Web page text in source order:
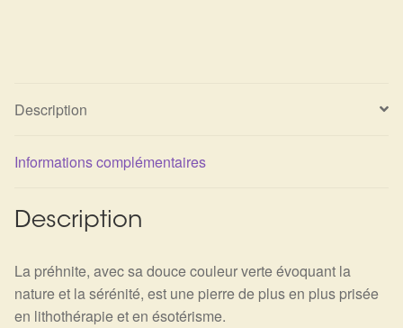
Description
Informations complémentaires
Description
La préhnite, avec sa douce couleur verte évoquant la
nature et la sérénité, est une pierre de plus en plus prisée
en lithothérapie et en ésotérisme.